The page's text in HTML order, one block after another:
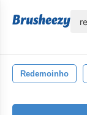
Redemoinho